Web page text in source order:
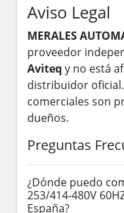
Aviso Legal
MERALES
proveedor
Aviteq y no está
distribuidor
comerciales son
dueños.
Preguntas
¿Dónde puedo
253/414-480V
España?